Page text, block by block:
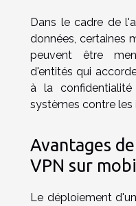
Dans le cadre de
données, certaines
peuvent être
d'entités qui
à la
systèmes contre les
Avantages
VPN sur
Le déploiement